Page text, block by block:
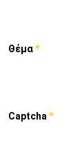
Θέμα*
Captcha *